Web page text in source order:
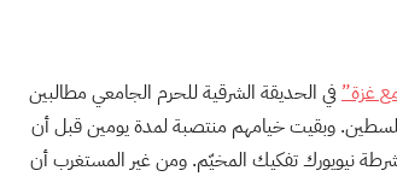
غزة” في الحديقة الشرقية للحرم الجامعي مطالبين
وبقيت خيامهم منتصبة لمدة يومين قبل أن
وتطلب من شرطة نيويورك تفكيك المخيّم. ومن غير المستغرب أن